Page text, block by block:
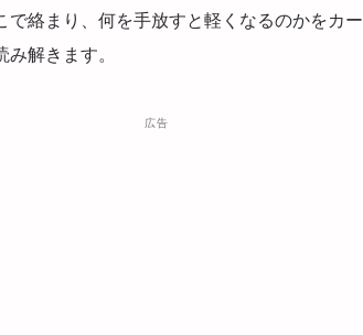
で絡まり、何を手放すと軽くなるのかをカー
み解きます。
広告